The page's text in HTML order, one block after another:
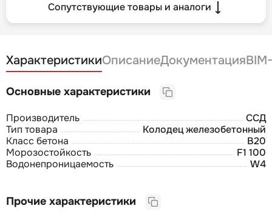
Сопутствующие товары и аналоги
ХарактеристикиОписаниеДокументация
Основные характеристики
Производитель
ССД
Тип товара
Колодец железобетонный
Класс бетона
B20
Морозостойкость
F1 100
Водонепроницаемость
W4
Прочие характеристики